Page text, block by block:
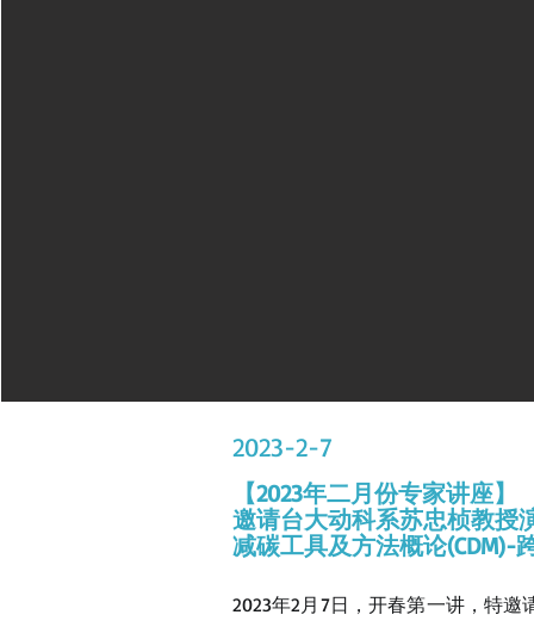
2023-2-7
【2023年二月份专家讲座】
邀请台大动科系苏忠桢教授
减碳工具及方法概论(CDM)-
2023年2月7日，开春第一讲，特